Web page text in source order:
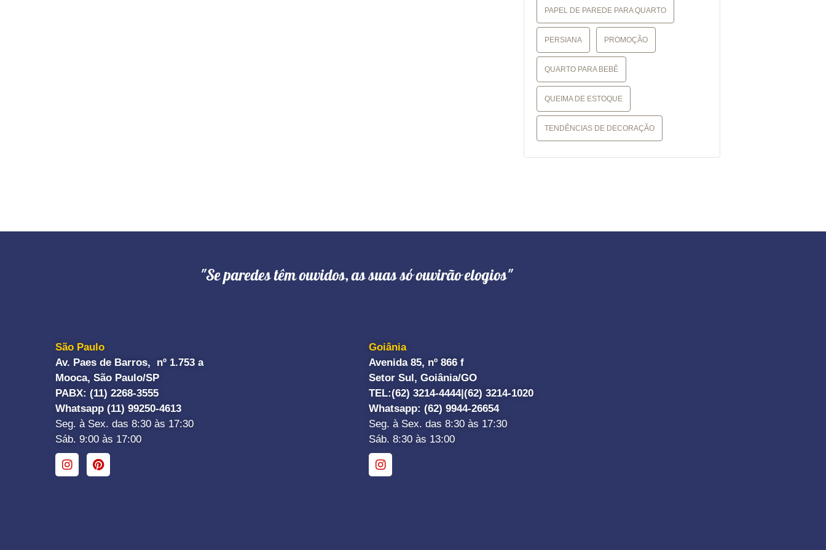
PAPEL DE PAREDE PARA QUARTO
PERSIANA PROMOÇÃO
QUARTO PARA BEBÊ
QUEIMA DE ESTOQUE
TENDÊNCIAS DE DECORAÇÃO
"Se paredes têm ouvidos, as suas só ouvirão elogios"
São Paulo
Av. Paes de Barros, nº 1.753 a
Mooca, São Paulo/SP
PABX: (11) 2268-3555
Whatsapp (11) 99250-4613
Seg. à Sex. das 8:30 às 17:30
Sáb. 9:00 às 17:00
Goiânia
Avenida 85, nº 866 f
Setor Sul, Goiânia/GO
TEL:(62) 3214-4444|(62) 3214-1020
Whatsapp: (62) 9944-26654
Seg. à Sex. das 8:30 às 17:30
Sáb. 8:30 às 13:00